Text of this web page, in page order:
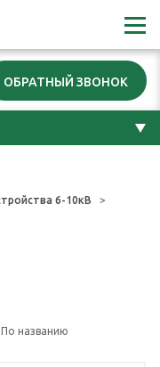
6-10кВ